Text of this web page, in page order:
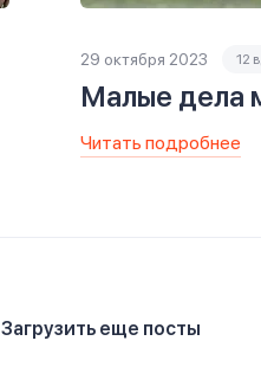
29 октября 2023 12
Малые дела
Читать подробнее
Загрузить еще посты